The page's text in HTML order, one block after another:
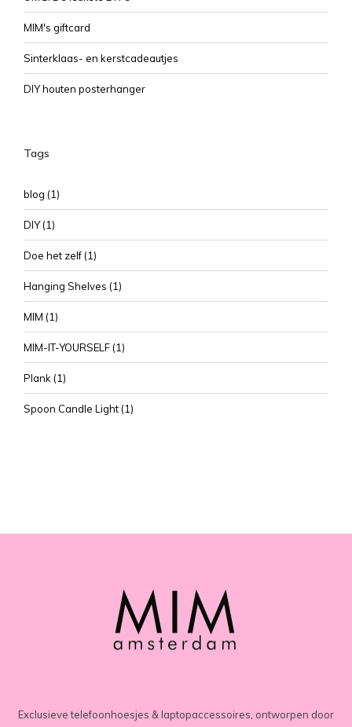
MIM's giftcard
Sinterklaas- en kerstcadeautjes
DIY houten posterhanger
Tags
blog (1)
DIY(1)
Doe het zelf (1)
Hanging Shelves (1)
MIM (1)
MIM-IT-YOURSELF (1)
Plank (1)
Spoon Candle Light (1)
Exclusieve telefoonhoesjes & laptopaccessoires, ontworpen door